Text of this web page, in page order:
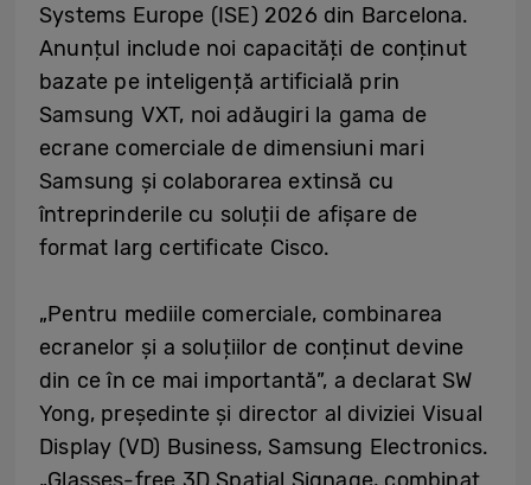
Systems Europe (ISE) 2026 din Barcelona.
Anunțul include noi capacități de conținut
bazate pe inteligență artificială prin
Samsung VXT, noi adăugiri la gama de
ecrane comerciale de dimensiuni mari
Samsung și colaborarea extinsă cu
întreprinderile cu soluții de afișare de
format larg certificate Cisco.
„Pentru mediile comerciale, combinarea
ecranelor și a soluțiilor de conținut devine
din ce în ce mai importantă”, a declarat SW
Yong, președinte și director al diviziei Visual
Display (VD) Business, Samsung Electronics.